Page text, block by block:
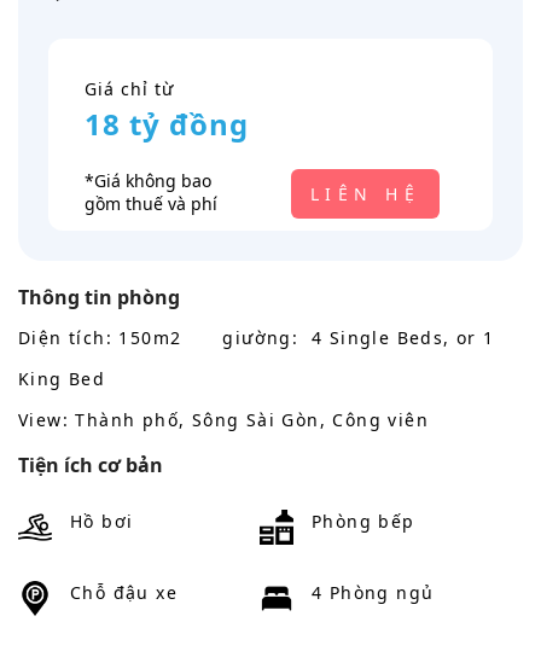
Giá chỉ từ
18 tỷ đồng
*Giá không bao
gồm thuế và phí
LIÊN HỆ
Thông tin phòng
Diện tích: 150m2
giường: 4 Single Beds, or 1
King Bed
View: Thành phố, Sông Sài Gòn, Công viên
Tiện ích cơ bản
Hồ bơi Phòng bếp
Chỗ đậu xe 4 Phòng ngủ